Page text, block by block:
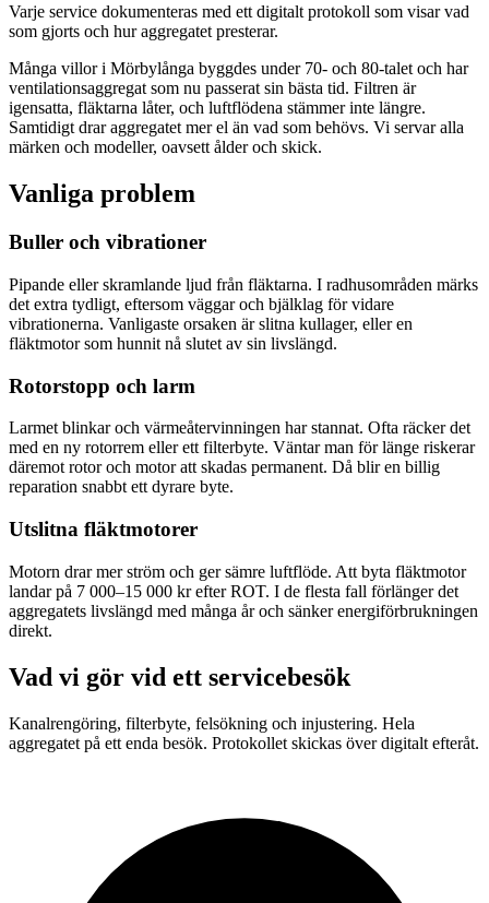
Varje service dokumenteras med ett digitalt protokoll som visar vad
som gjorts och hur aggregatet presterar.
Många villor i Mörbylånga byggdes under 70- och 80-talet och har
ventilationsaggregat som nu passerat sin bästa tid. Filtren är
igensatta, fläktarna låter, och luftflödena stämmer inte längre.
Samtidigt drar aggregatet mer el än vad som behövs. Vi servar alla
märken och modeller, oavsett ålder och skick.
Vanliga problem
Buller och vibrationer
Pipande eller skramlande ljud från fläktarna. I radhusområden märks
det extra tydligt, eftersom väggar och bjälklag för vidare
vibrationerna. Vanligaste orsaken är slitna kullager, eller en
fläktmotor som hunnit nå slutet av sin livslängd.
Rotorstopp och larm
Larmet blinkar och värmeåtervinningen har stannat. Ofta räcker det
med en ny rotorrem eller ett filterbyte. Väntar man för länge riskerar
däremot rotor och motor att skadas permanent. Då blir en billig
reparation snabbt ett dyrare byte.
Utslitna fläktmotorer
Motorn drar mer ström och ger sämre luftflöde. Att byta fläktmotor
landar på 7 000–15 000 kr efter ROT. I de flesta fall förlänger det
aggregatets livslängd med många år och sänker energiförbrukningen
direkt.
Vad vi gör vid ett servicebesök
Kanalrengöring, filterbyte, felsökning och injustering. Hela
aggregatet på ett enda besök. Protokollet skickas över digitalt efteråt.